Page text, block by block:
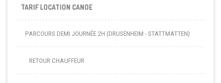
TARIF LOCATION CANOE
PARCOURS DEMI JOURNÉE 2H (DRUSENHEIM - STATTMATTEN)
RETOUR CHAUFFEUR